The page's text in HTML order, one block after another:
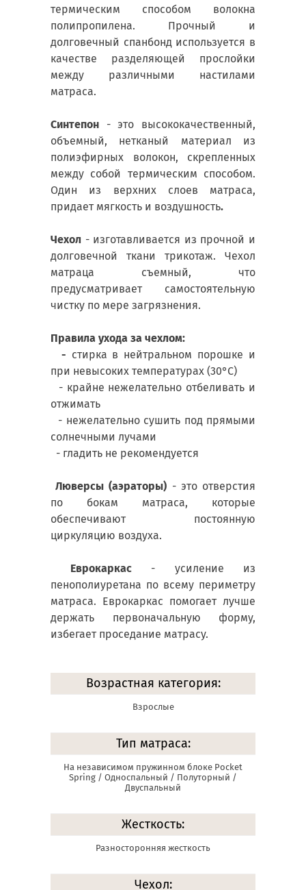
термическим способом волокна
полипропилена. Прочный и
долговечный спанбонд используется в
качестве разделяющей прослойки
между различными настилами
матраса.
Синтепон - это высококачественный,
объемный, нетканый материал из
полиэфирных волокон, скрепленных
между собой термическим способом.
Один из верхних слоев матраса,
придает мягкость и воздушность.
Чехол - изготавливается из прочной и
долговечной ткани трикотаж. Чехол
матраца съемный, что
предусматривает самостоятельную
чистку по мере загрязнения.
Правила ухода за чехлом:
- стирка в нейтральном порошке и
при невысоких температурах (30°С)
- крайне нежелательно отбеливать и
отжимать
- нежелательно сушить под прямыми
солнечными лучами
- гладить не рекомендуется
Люверсы (аэраторы) - это отверстия
по бокам матраса, которые
обеспечивают постоянную
циркуляцию воздуха.
Еврокаркас- усиление из
пенополиуретана по всему периметру
матраса. Еврокаркас помогает лучше
держать первоначальную форму,
избегает проседание матрасу.
Возрастная категория:
Взрослые
Тип матраса:
На независимом пружинном блоке Pocket
Spring / Односпальный / Полуторный /
Двуспальный
Жесткость:
Разносторонняя жесткость
Чехол: